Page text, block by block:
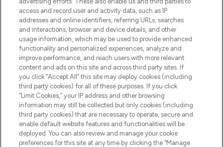
najnowszych produktach, od niszowych i
uznanych marek, sezonowych trendach i
otrzyma ekskluzywne artykuły redakcyjne
z Sunday Supplement.
Zgoda na pliki cookie
Do Not Sell or Share My Personal
Information
POMOC & INFORMACJE
WAŻNE INFORMACJE
access and record user and activity data, such as IP
addresses and online identifiers, referring URLs, searches
and interactions, browser and device details, and other
usage information, which may be used to provide enhanced
functionality and personalized experiences, analyze and
improve performance, and reach users with more relevant
content and ads on this site and across third party sites. If
you click “Accept All” this site may deploy cookies (including
third party cookies) for all of these purposes. If you click
“Limit Cookies,” your IP address and other browsing
information may still be collected but only cookies (including
third party cookies) that are necessary to operate, secure and
enable default website features and functionalities will be
deployed. You can also review and manage your cookie
preferences for this site at any time by clicking the “Manage